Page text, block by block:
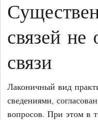
связей не
связи
Лаконичный вид
сведениями,
вопросов. При этом в